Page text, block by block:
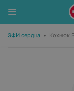
ЭФИ сердца • Кохнюк